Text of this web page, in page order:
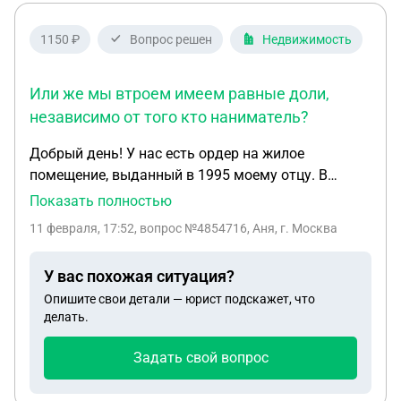
1150 ₽ Вопрос решен Недвижимость
Или же мы втроем имеем равные доли,
независимо от того кто наниматель?
Добрый день! У нас есть ордер на жилое
помещение, выданный в 1995 моему отцу. В
ордере вписаны 5 человек (я, отец, моя мама
сын папы и новой жены. В 1997 году без согласия
мою сестру, которая по сей день проживает и
прописана в квартире. В 1998 году мой отец, его
жена и ребенок выписались из квартиры, но по
Моя сестра и мама хотят переоформить договор
Показать полностью
11 февраля, 17:52, вопрос №4854716, Аня, г. Москва
У вас похожая ситуация?
Опишите свои детали — юрист подскажет, что
делать.
Задать свой вопрос